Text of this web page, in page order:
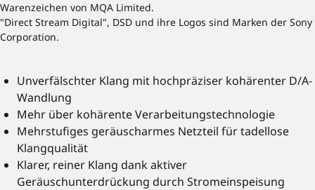
Warenzeichen von MQA Limited.
"Direct Stream Digital", DSD und ihre Logos sind Marken der Sony
Corporation.
Unverfälschter Klang mit hochpräziser kohärenter D/A-
Wandlung
Mehr über kohärente Verarbeitungstechnologie
Mehrstufiges geräuscharmes Netzteil für tadellose
Klangqualität
Klarer, reiner Klang dank aktiver
Geräuschunterdrückung durch Stromeinspeisung